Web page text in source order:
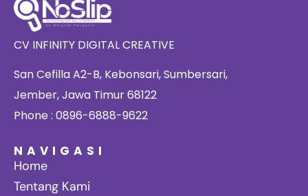
CV INFINITY DIGITAL CREATIVE
San Cefilla A2-B, Kebonsari, Sumbersari,
Jember, Jawa Timur 68122
Phone : 0896-6888-9622
NAVIGASI
Home
Tentang Kami